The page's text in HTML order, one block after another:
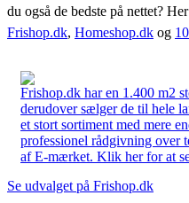
du også de bedste på nettet?
Frishop.dk, Homeshop.dk og
Frishop.dk har en 1.400 m2
derudover sælger de til hele
et stort sortiment med mere
professionel rådgivning over
af E-mærket. Klik her for at
Se udvalget på Frishop.dk